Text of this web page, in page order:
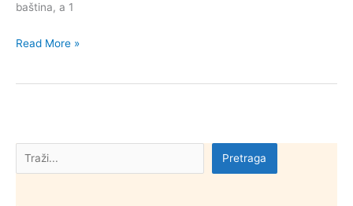
Pretraga Pretraga
baština, a 1
Kulturna
grada
Read More »